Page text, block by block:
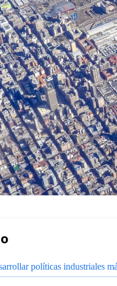
políticas industriales